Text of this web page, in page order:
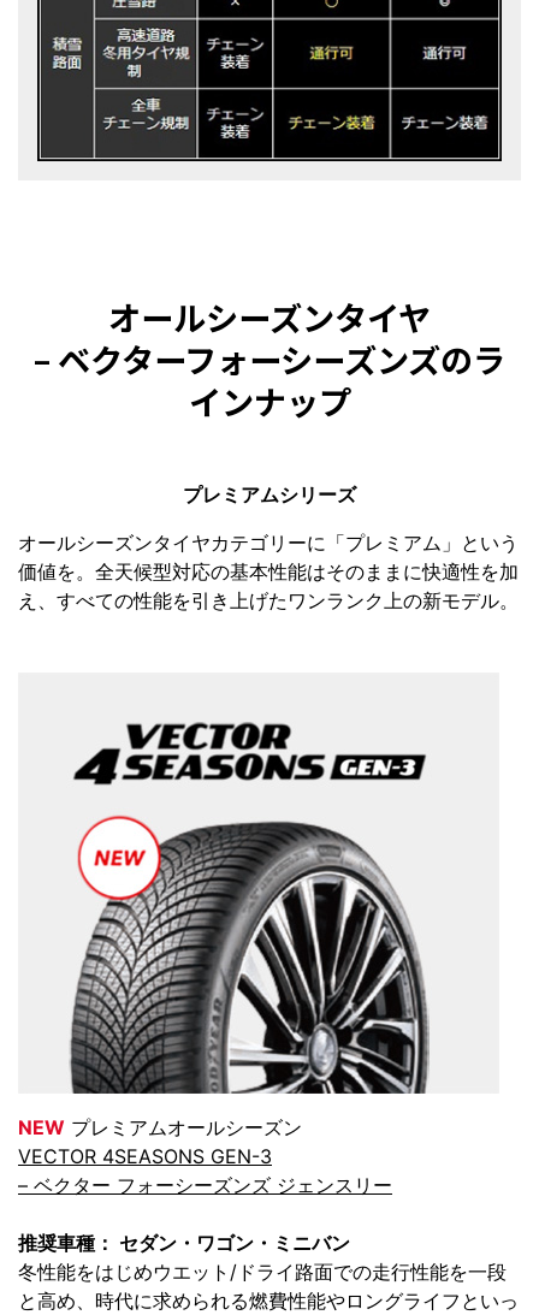
オールシーズンタイヤ
– ベクターフォーシーズンズのラ
インナップ
プレミアムシリーズ
オールシーズンタイヤカテゴリーに「プレミアム」という
価値を。全天候型対応の基本性能はそのままに快適性を加
え、すべての性能を引き上げたワンランク上の新モデル。
NEW プレミアムオールシーズン
VECTOR 4SEASONS GEN-3
– ベクター フォーシーズンズ ジェンスリー
推奨車種： セダン・ワゴン・ミニバン
冬性能をはじめウエット/ドライ路面での走行性能を一段
と高め、時代に求められる燃費性能やロングライフといっ